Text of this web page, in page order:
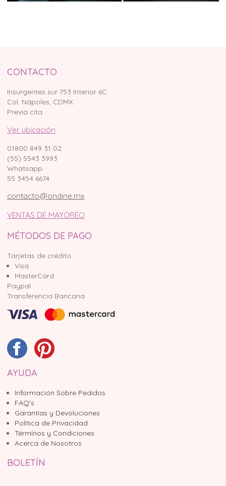
CONTACTO
Insurgentes sur 753 Interior 6C
Col. Nápoles, CDMX.
Previa cita.
Ver ubicación
01800 849 31 02
(55) 5543 3993
Whatsapp
55 3454 6674
contacto@ondine.mx
VENTAS DE MAYOREO
MÉTODOS DE PAGO
Tarjetas de crédito
Visa
MasterCard
Paypal
Transferencia Bancaria
AYUDA
Información Sobre Pedidos
FAQ's
Garantías y Devoluciones
Política de Privacidad
Términos y Condiciones
Acerca de Nosotros
BOLETÍN